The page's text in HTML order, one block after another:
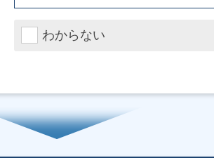
わからない